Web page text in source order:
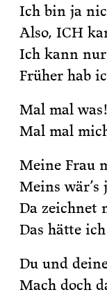
Ich bin ja
Also, ICH
Ich kann
Früher hab
Mal mal was!
Mal mal
Meine Frau
Meins
Da zeichnet
Das hätte
Du und
Mach doch